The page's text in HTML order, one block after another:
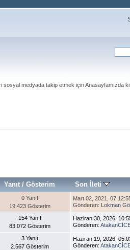
medyada takip etmek için Anasayfamızda ki
Yanıt/ Gösterim Son İleti
0 Yanıt
19.423 Gösterim
Mart 02, 2021,
Gönderen: Lokman
154 Yanıt
83.072 Gösterim
Haziran 30, 2026,
Gönderen:
3 Yanıt
2.567 Gösterim
Haziran 19, 2026,
Gönderen: